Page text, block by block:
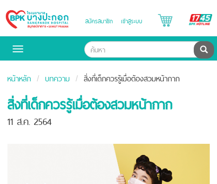
Bangpakok
Hospital
สมัครสมาชิก เข้าสู่ระบบ
Toggle
ค้น
หน้าหลัก บทความ สิ่งที่เด็กควรรู้เมื่อต้องสวมหน้ากาก
สิ่งที่เด็กควรรู้เมื่อต้องสวมหน้ากาก
11 ส.ค. 2564